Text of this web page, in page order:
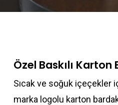
Özel Baskılı Karton
Sıcak ve soğuk içeçekler
marka logolu karton